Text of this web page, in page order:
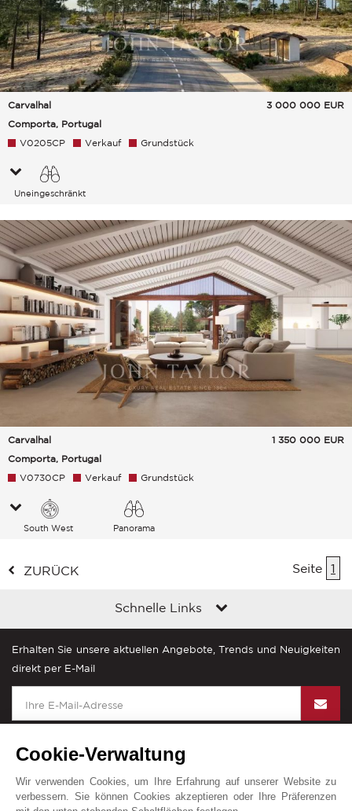
Carvalhal
Comporta, Portugal
3 000 000 EUR
V0205CP Verkauf Grundstück
Uneingeschränkt
Carvalhal
Comporta, Portugal
1 350 000 EUR
V0730CP Verkauf Grundstück
South West Panorama
ZURÜCK Seite 1
Schnelle Links
Erhalten Sie unsere aktuellen Angebote, Trends und Neuigkeiten
direkt per E-Mail
John Taylor in der Welt
Cookie-Verwaltung
Wir verwenden Cookies, um Ihre Erfahrung auf unserer Website zu
verbessern. Sie können Cookies akzeptieren oder Ihre Präferenzen